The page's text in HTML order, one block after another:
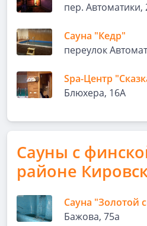
пер. Автоматики,
Сауна "Кедр"
переулок
Spa-Центр
Блюхера, 16А
Сауны с
районе
Сауна "Золотой
Бажова, 75а